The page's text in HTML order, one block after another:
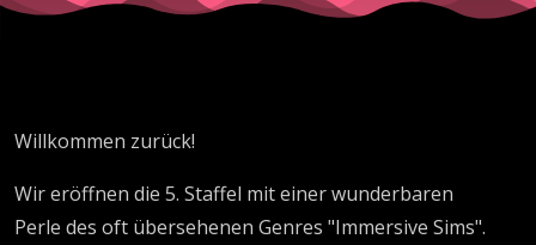
Willkommen zurück!
Wir eröffnen die 5. Staffel mit einer wunderbaren
Perle des oft übersehenen Genres "Immersive Sims".